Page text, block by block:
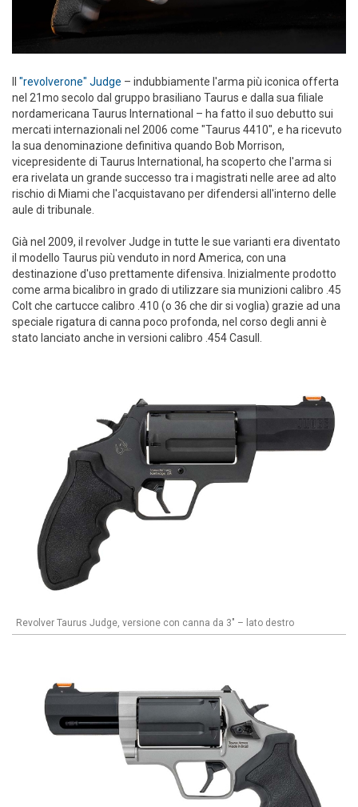
"revolverone" Judge – indubbiamente l'arma più iconica offerta
nel 21mo secolo dal gruppo brasiliano Taurus e dalla sua filiale
nordamericana Taurus International – ha fatto il suo debutto sui
mercati internazionali nel 2006 come "Taurus 4410", e ha ricevuto
la sua denominazione definitiva quando Bob Morrison,
vicepresidente di Taurus International, ha scoperto che l'arma si
era rivelata un grande successo tra i magistrati nelle aree ad alto
rischio di Miami che l'acquistavano per difendersi all'interno delle
aule di tribunale.
Già nel 2009, il revolver Judge in tutte le sue varianti era diventato
il modello Taurus più venduto in nord America, con una
destinazione d'uso prettamente difensiva. Inizialmente prodotto
come arma bicalibro in grado di utilizzare sia munizioni calibro .45
Colt che cartucce calibro .410 (o 36 che dir si voglia) grazie ad una
speciale rigatura di canna poco profonda, nel corso degli anni è
stato lanciato anche in versioni calibro .454 Casull.
Revolver Taurus Judge, versione con canna da 3" – lato destro